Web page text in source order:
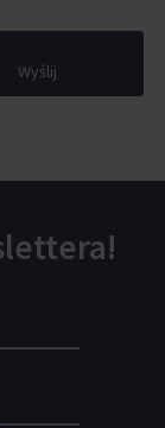
Wyślij